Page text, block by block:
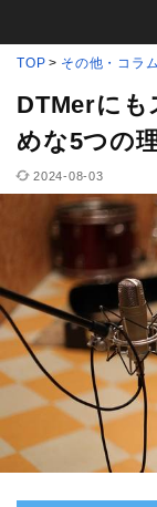
TOP その他・コラ
DTMerにも
めな5つの
2024-08-03